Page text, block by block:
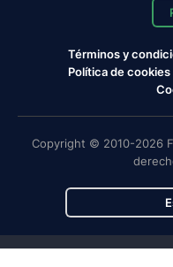
Términos y
Política de cookies
Copyright © 2010-2026